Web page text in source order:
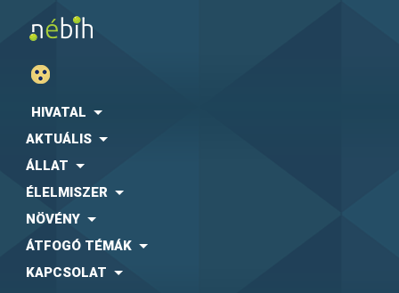
HIVATAL
AKTUÁLIS
ÁLLAT
ÉLELMISZER
NÖVÉNY
ÁTFOGÓ TÉMÁK
KAPCSOLAT